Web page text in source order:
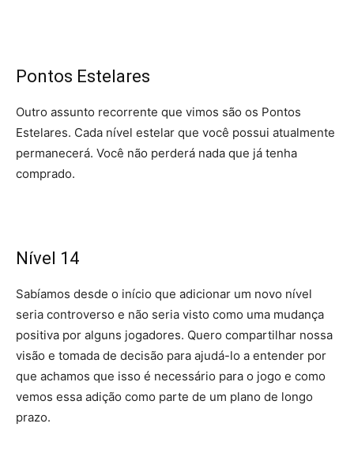
Pontos Estelares
Outro assunto recorrente que vimos são os Pontos
Estelares. Cada nível estelar que você possui atualmente
permanecerá. Você não perderá nada que já tenha
comprado.
Nível 14
Sabíamos desde o início que adicionar um novo nível
seria controverso e não seria visto como uma mudança
positiva por alguns jogadores. Quero compartilhar nossa
visão e tomada de decisão para ajudá-lo a entender por
que achamos que isso é necessário para o jogo e como
vemos essa adição como parte de um plano de longo
prazo.